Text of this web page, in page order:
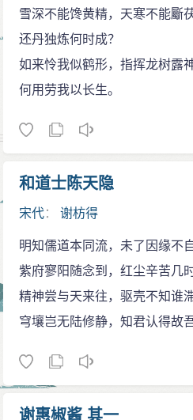
太清群仙宴会多，凤箫龙笛
携，骑龙直上寥天一。
编辑《千家诗》
我国古代为儿童启蒙教育而
千家诗选》，宋朝刘克庄编辑
诗》。从此《千家诗》有两种
战，终因孤军无援而失败。三
安，并将宋恭宗、太后全氏、
都，谢氏曾寄诏书命令南宋臣
元。五月，南宋景炎帝即位，
卜教书度日。这场战争中，谢
人，宁死不屈，与次女和两婢
弟，三个侄子也被元军迫害致
走上了灭亡之途。
谢枋得逃到福建后，曾长期
野岭之间，生活极其贫困。他
民，以卜卦、织卖草鞋或教书
雪深不能馋黄精，天寒不能斸
还丹独炼何时成？
如来怜我似鹤形，指挥龙树露
何用劳我以长生。
和道士陈天隐
宋代：谢枋得
明知儒道本同流，未了因缘不
紫府寥阳随念到，红尘辛苦几
精神尝与天来往，驱壳不知谁
穹壤岂无陆修静，知君认得故
谢惠椒酱 其一